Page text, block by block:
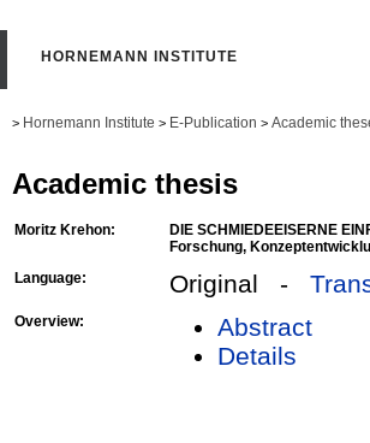
HORNEMANN INSTITUTE
> Hornemann Institute > E-Publication > Academic
Academic thesis
Moritz Krehon:
DIE SCHMIEDEEISERNE
Forschung,
Language:
Original -
Overview:
Abstract
Details